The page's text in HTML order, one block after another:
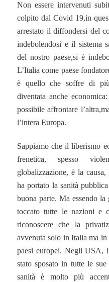
Non essere intervenuti
colpito dal Covid 19,in
arrestato il diffondersi del
indebolendosi e il sistema
del nostro paese,si è
L’Italia come paese
è quello che soffre di
diventata anche
possibile affrontare
l’intera Europa.
Sappiamo che il liberismo
frenetica, spesso
globalizzazione, è la
ha portato la sanità
buona parte. Ma essendo
toccato tutte le nazioni e
riconoscere che la
avvenuta solo in Italia ma
paesi europei. Negli USA,
stato sposato in tutte le
sanità è molto più